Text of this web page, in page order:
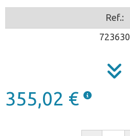
Ref.:
723630
355,02 €